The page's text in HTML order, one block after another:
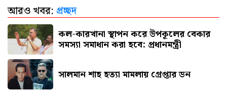
হরমুজ খুলতে যুক্তরাষ্ট্রকে যেসব শর্ত দিল ইরান
আরও খবর: প্রচ্ছদ
কল-কারখানা স্থাপন করে উপকূলের বেকার
সমস্যা সমাধান করা হবে: প্রধানমন্ত্রী
সালমান শাহ হত্যা মামলায় গ্রেপ্তার ডন